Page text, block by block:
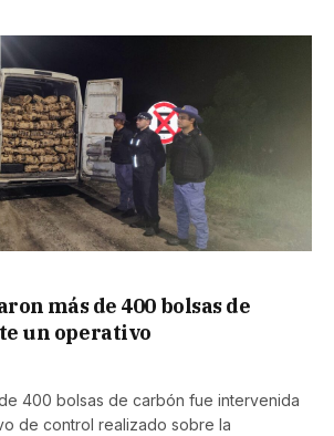
más de 400 bolsas de
un operativo
400 bolsas de carbón fue intervenida
de control realizado sobre la